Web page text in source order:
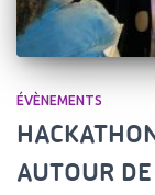
ÉVÈNEMENTS
AUTOUR